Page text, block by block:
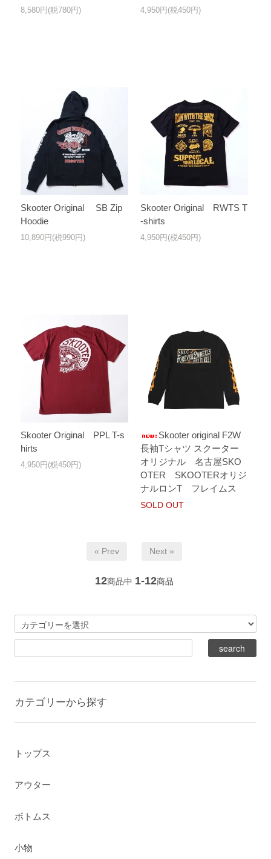
8,580円(税780円) 4,950円(税450円)
Skooter Original SB Zip
Hoodie
10,890円(税990円)
Skooter Original RWTS T
-shirts
4,950円(税450円)
Skooter Original PPL T-s
hirts
4,950円(税450円)
Skooter original F2W
長袖Tシャツ スクーター
オリジナル 名古屋SKO
OTER SKOOTERオリジ
ナルロンT フレイムス
SOLD OUT
« Prev Next »
12商品中 1-12商品
カテゴリーから探す
トップス
アウター
ボトムス
小物